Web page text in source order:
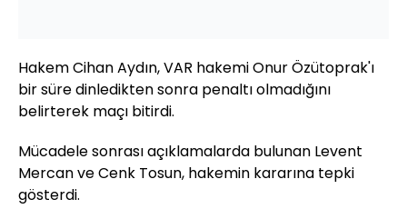
Hakem Cihan Aydın, VAR hakemi Onur Özütoprak'ı
bir süre dinledikten sonra penaltı olmadığını
belirterek maçı bitirdi.
Mücadele sonrası açıklamalarda bulunan Levent
Mercan ve Cenk Tosun, hakemin kararına tepki
gösterdi.